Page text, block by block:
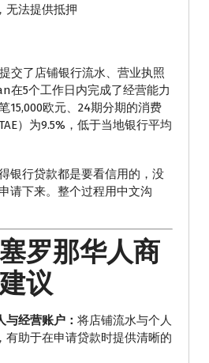
无法提供抵押
交了店铺银行流水、营业执照
在5个工作日内完成了经营能力
15,000欧元、24期分期的消费
）为9.5%，低于当地银行平均
银行贷款都是要看信用的，没
请下来。整个过程用中文沟
罗那华人商
议
经营账户： 将店铺流水与个人
有助于在申请贷款时提供清晰的